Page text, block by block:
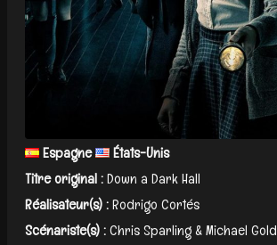
Espagne
États-Unis
Titre original :Down a Dark Hall
Réalisateur(s) :Rodrigo Cortés
Scénariste(s) :Chris Sparling & Michael